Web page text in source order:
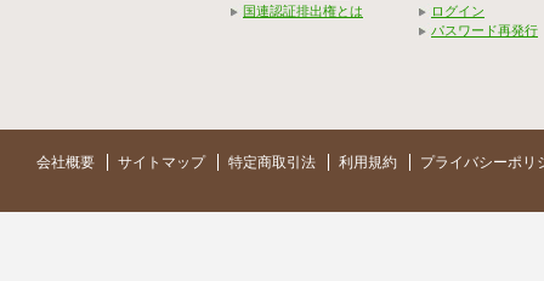
国連認証排出権とは
ログイン
パスワード再発行
会社概要 サイトマップ 特定商取引法 利用規約 プライバシーポリ